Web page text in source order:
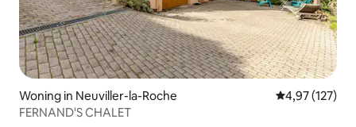
Woning in Neuviller-la-Roche Gemiddelde
4,97 (127)
FERNAND'S CHALET